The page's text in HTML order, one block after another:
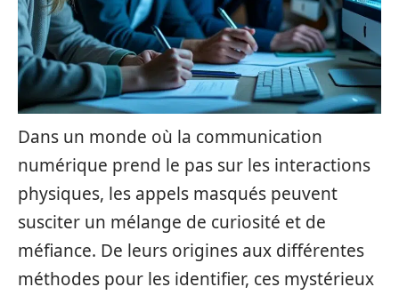
Dans un monde où la communication
numérique prend le pas sur les interactions
physiques, les appels masqués peuvent
susciter un mélange de curiosité et de
méfiance. De leurs origines aux différentes
méthodes pour les identifier, ces mystérieux